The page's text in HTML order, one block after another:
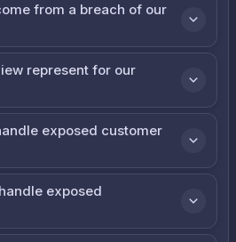
from a breach of our
represent for our
exposed customer
exposed